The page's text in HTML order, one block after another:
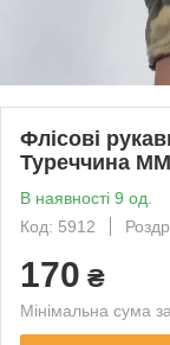
Флісові
Туреччина
В наявності 9 од.
Код: 5912
170 ₴
Мінімальна сума